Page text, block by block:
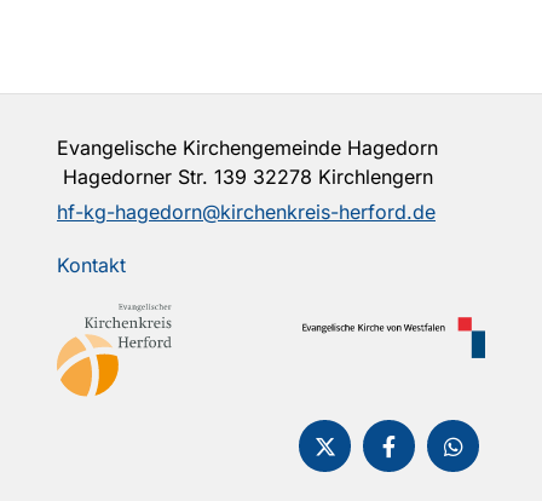
Evangelische Kirchengemeinde Hagedorn
Hagedorner Str. 139 32278 Kirchlengern
hf-kg-hagedorn@kirchenkreis-herford.de
Kontakt